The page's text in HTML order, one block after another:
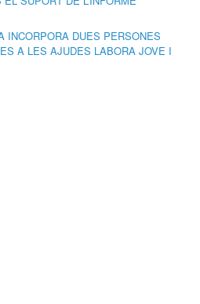
INCORPORA DUES PERSONES
A LES AJUDES LABORA JOVE I